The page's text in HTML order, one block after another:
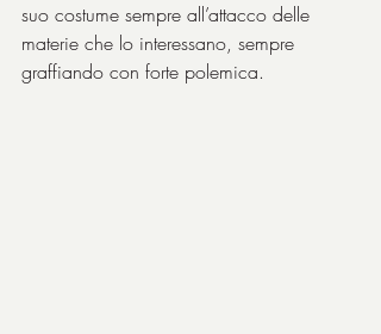
suo costume sempre all’attacco delle
materie che lo interessano, sempre
graffiando con forte polemica.